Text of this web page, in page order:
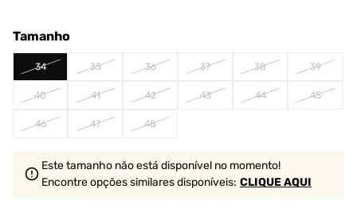
Tamanho
34 35 36 37 38 39
40 41 42 43 44 45
46 47 48
Este tamanho não está disponível no momento!
Encontre opções similaresdisponíveis: CLIQUE AQUI